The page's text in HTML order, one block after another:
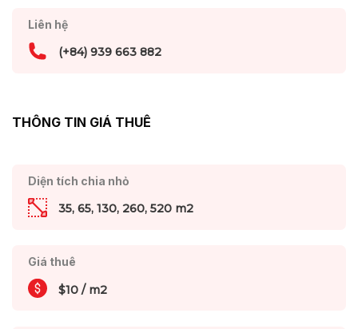
Liên hệ
(+84) 939 663 882
THÔNG TIN GIÁ THUÊ
Diện tích chia nhỏ
35, 65, 130, 260, 520 m2
Giá thuê
$10 / m2